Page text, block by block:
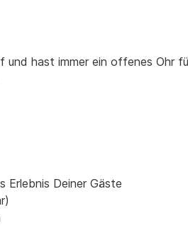
hast immer ein offenes Ohr
Erlebnis Deiner Gäste